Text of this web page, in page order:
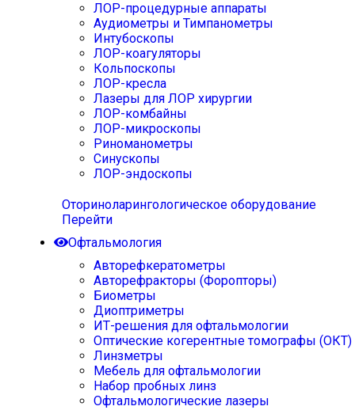
ЛОР-процедурные аппараты
Аудиометры и Тимпанометры
Интубоскопы
ЛОР-коагуляторы
Кольпоскопы
ЛОР-кресла
Лазеры для ЛОР хирургии
ЛОР-комбайны
ЛОР-микроскопы
Риноманометры
Синускопы
ЛОР-эндоскопы
Оториноларингологическое оборудование
Перейти
Офтальмология
Авторефкератометры
Авторефракторы (Форопторы)
Биометры
Диоптриметры
ИТ-решения для офтальмологии
Оптические когерентные томографы (ОКТ)
Линзметры
Мебель для офтальмологии
Набор пробных линз
Офтальмологические лазеры